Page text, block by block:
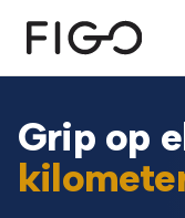
Grip op